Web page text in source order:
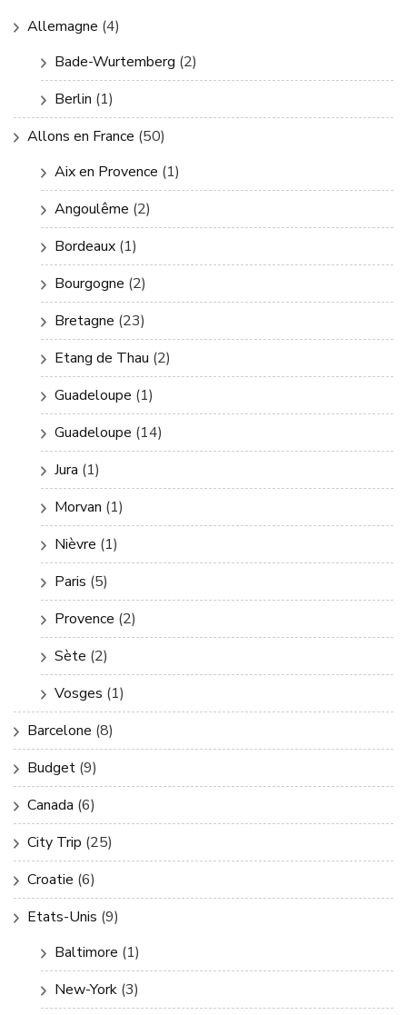
Allemagne (4)
Bade-Wurtemberg (2)
Berlin (1)
Allons en France (50)
Aix en Provence (1)
Angoulême (2)
Bordeaux (1)
Bourgogne (2)
Bretagne (23)
Etang de Thau (2)
Guadeloupe (1)
Guadeloupe (14)
Jura (1)
Morvan (1)
Nièvre (1)
Paris (5)
Provence (2)
Sète (2)
Vosges (1)
Barcelone (8)
Budget (9)
Canada (6)
City Trip (25)
Croatie (6)
Etats-Unis (9)
Baltimore (1)
New-York (3)